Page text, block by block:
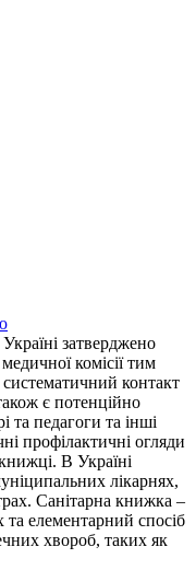
затверджено
комісії тим
контакт
є потенційно
та педагоги та інші
профілактичні огляди
В Україні
лікарнях,
Санітарна книжка –
елементарний спосіб
хвороб, таких як